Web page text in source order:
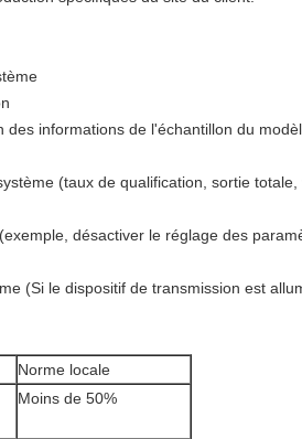
informations de l'échantillon du
(taux de qualification, sortie
désactiver le réglage des
(Si le dispositif de transmission est
Norme locale
Moins de 50%